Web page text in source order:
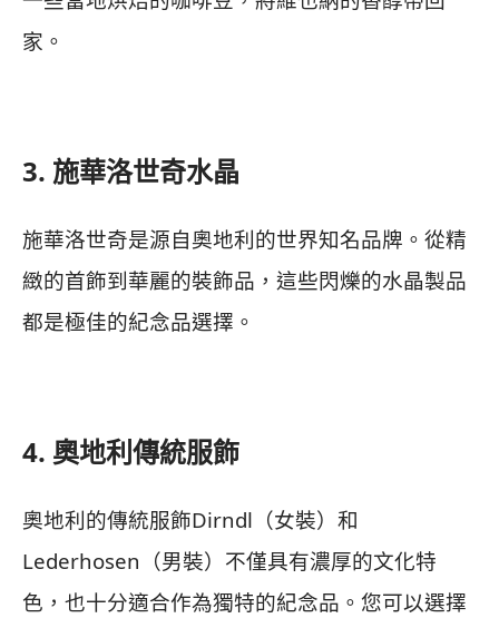
家。
3. 施華洛世奇水晶
施華洛世奇是源自奧地利的世界知名品牌。從精
緻的首飾到華麗的裝飾品，這些閃爍的水晶製品
都是極佳的紀念品選擇。
4. 奧地利傳統服飾
奧地利的傳統服飾Dirndl（女裝）和
Lederhosen（男裝）不僅具有濃厚的文化特
色，也十分適合作為獨特的紀念品。您可以選擇